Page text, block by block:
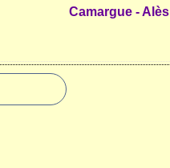
Camargue - Alès